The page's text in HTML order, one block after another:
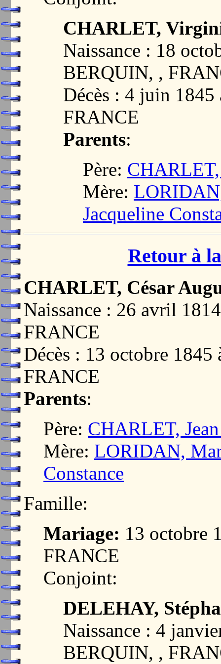
CHARLET,
Naissance : 18
BERQUIN, ,
Décès : 4 juin
FRANCE
Parents:
Père: CHARLET,
Mère:
Jacqueline
Retour à
CHARLET, César
Naissance : 26 avril
FRANCE
Décès : 13 octobre
FRANCE
Parents:
Père: CHARLET,
Mère: LORIDAN,
Constance
Famille:
Mariage: 13 octobre
FRANCE
Conjoint:
DELEHAY,
Naissance : 4
BERQUIN, ,